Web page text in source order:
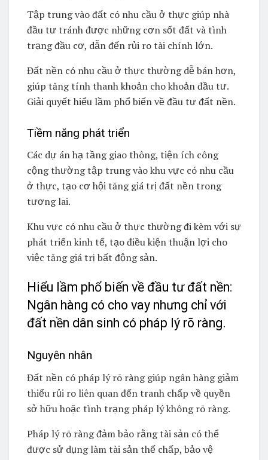
Tập trung vào đất có nhu cầu ở thực giúp nhà
đầu tư tránh được những cơn sốt đất và tình
trạng đầu cơ, dẫn đến rủi ro tài chính lớn.
Đất nền có nhu cầu ở thực thường dễ bán hơn,
giúp tăng tính thanh khoản cho khoản đầu tư.
Giải quyết hiểu lầm phổ biến về đầu tư đất nền.
Tiềm năng phát triển
Các dự án hạ tầng giao thông, tiện ích công
cộng thường tập trung vào khu vực có nhu cầu
ở thực, tạo cơ hội tăng giá trị đất nền trong
tương lai.
Khu vực có nhu cầu ở thực thường đi kèm với sự
phát triển kinh tế, tạo điều kiện thuận lợi cho
việc tăng giá trị bất động sản.
Hiểu lầm phổ biến về đầu tư đất nền:
Ngân hàng có cho vay nhưng chỉ với
đất nền dân sinh có pháp lý rõ ràng.
Nguyên nhân
Đất nền có pháp lý rõ ràng giúp ngân hàng giảm
thiểu rủi ro liên quan đến tranh chấp về quyền
sở hữu hoặc tình trạng pháp lý không rõ ràng.
Pháp lý rõ ràng đảm bảo rằng tài sản có thể
được sử dụng làm tài sản thế chấp, bảo vệ